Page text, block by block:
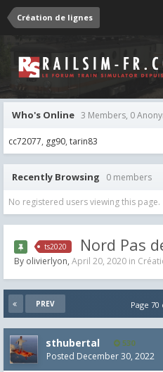
Création de lignes
Who's Online 3 Members, 0
cc72077 gg90 tarin83
Recently Browsing 0 members
No registered users viewing this page.
ts2020 Nord Pas
By olivierlyon, April 20, 2020 in
PREV Page 70
sthubertal 530
Posted December 30, 2022